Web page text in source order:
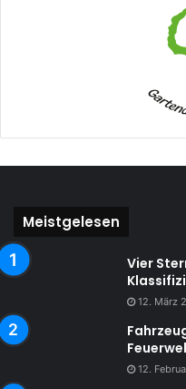
Meistgelesen
Vier
12. März
12.